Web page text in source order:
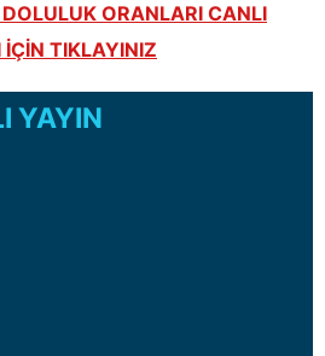
ORANLARI CANLI
TIKLAYINIZ
YAYIN